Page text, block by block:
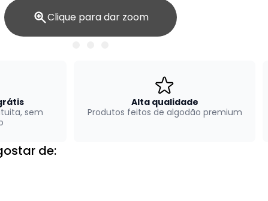
Clique para dar zoom
sem
Alta qualidade
Produtos feitos de algodão premium
de: